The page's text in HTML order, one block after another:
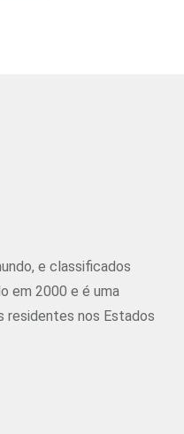
e classificados
em 2000 e é uma
residentes nos Estados